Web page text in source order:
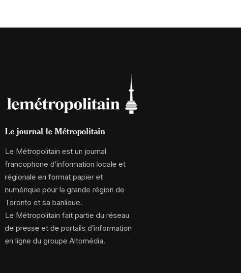
Le journal le Métropolitain
Le Métropolitain est un journal
francophone d’information locale et
régionale en format papier et
numérique pour la grande région de
Toronto et sa banlieue.
Le Métropolitain fait partie du réseau
de presse et de portails d’information
en ligne du groupe Altomédia.